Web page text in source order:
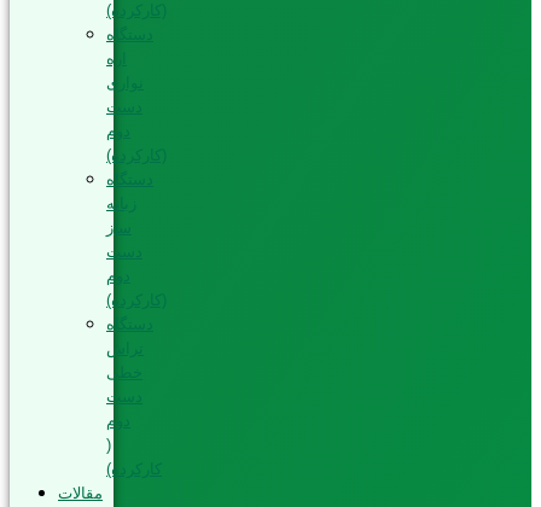
(کارکرده)
دستگاه
اره
نواری
دست
دوم
(کارکرده)
دستگاه
زبانه
ساز
دست
دوم
(کارکرده)
دستگاه
تراش
خطی
دست
دوم
(
کارکرده)
مقالات